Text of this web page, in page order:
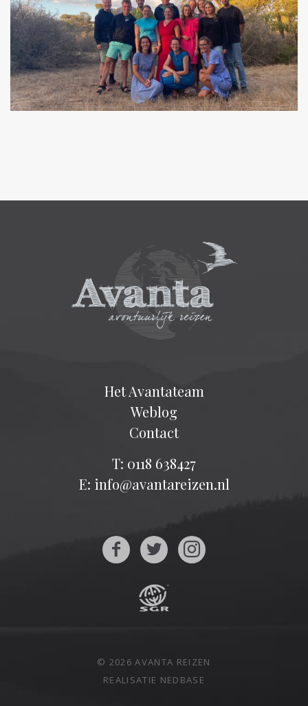
Het Avantateam
Weblog
Contact
T: 0118 638427
E: info@avantareizen.nl
© 2026 AVANTA REIZEN
REALISATIE NEDBASE